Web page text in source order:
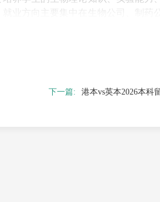
业方向主要集中在生物公司、制药
港本vs英本2026本科
下一篇: